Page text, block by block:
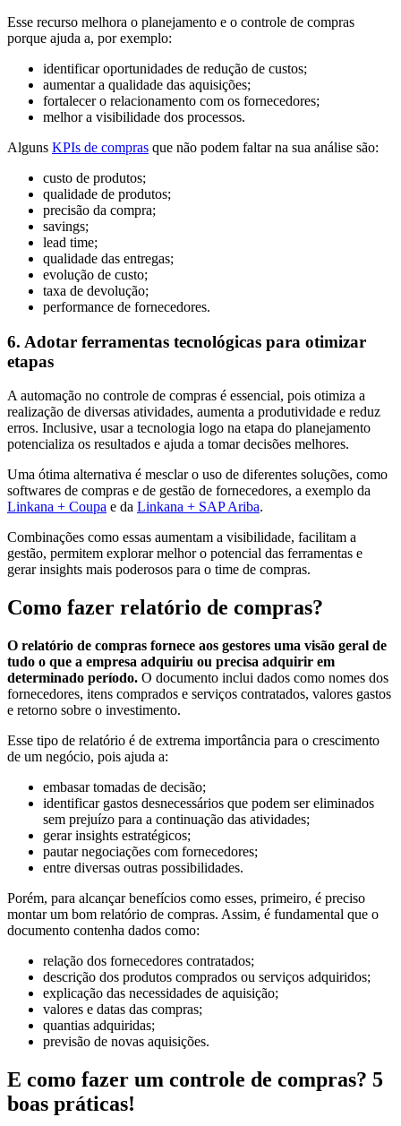
Esse recurso melhora o planejamento e o controle de compras
porque ajuda a, por exemplo:
identificar oportunidades de redução de custos;
aumentar a qualidade das aquisições;
fortalecer o relacionamento com os fornecedores;
melhor a visibilidade dos processos.
Alguns KPIs de compras que não podem faltar na sua análise são:
​​custo de produtos;
qualidade de produtos;
precisão da compra;
savings;
lead time;
qualidade das entregas;
evolução de custo;
taxa de devolução;
performance de fornecedores.
6. Adotar ferramentas tecnológicas para otimizar
etapas
A automação no controle de compras é essencial, pois otimiza a
realização de diversas atividades, aumenta a produtividade e reduz
erros. Inclusive, usar a tecnologia logo na etapa do planejamento
potencializa os resultados e ajuda a tomar decisões melhores.
Uma ótima alternativa é mesclar o uso de diferentes soluções, como
softwares de compras e de gestão de fornecedores, a exemplo da
Linkana + Coupa e da Linkana + SAP Ariba.
Combinações como essas aumentam a visibilidade, facilitam a
gestão, permitem explorar melhor o potencial das ferramentas e
gerar insights mais poderosos para o time de compras.
Como fazer relatório de compras?
O relatório de compras fornece aos gestores uma visão geral de
tudo o que a empresa adquiriu ou precisa adquirir em
determinado período. O documento inclui dados como nomes dos
fornecedores, itens comprados e serviços contratados, valores gastos
e retorno sobre o investimento.
Esse tipo de relatório é de extrema importância para o crescimento
de um negócio, pois ajuda a:
embasar tomadas de decisão;
identificar gastos desnecessários que podem ser eliminados
sem prejuízo para a continuação das atividades;
gerar insights estratégicos;
pautar negociações com fornecedores;
entre diversas outras possibilidades.
Porém, para alcançar benefícios como esses, primeiro, é preciso
montar um bom relatório de compras. Assim, é fundamental que o
documento contenha dados como:
relação dos fornecedores contratados;
descrição dos produtos comprados ou serviços adquiridos;
explicação das necessidades de aquisição;
valores e datas das compras;
quantias adquiridas;
previsão de novas aquisições.
E como fazer um controle de compras? 5
boas práticas!